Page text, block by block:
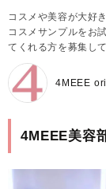
コスメや美容が大好
コスメサンプルをお
てくれる方を募集し
4MEEE
4MEEE美容